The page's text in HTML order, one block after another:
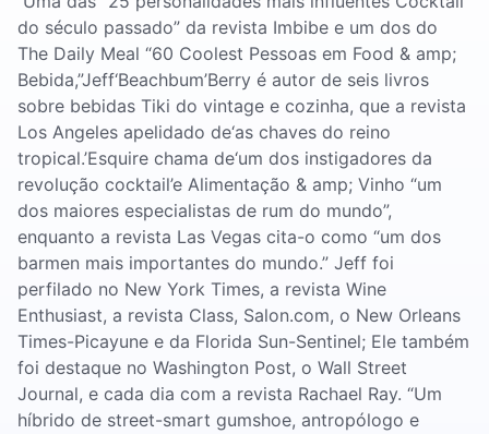
do século passado” da revista Imbibe e um dos do
The Daily Meal “60 Coolest Pessoas em Food & amp;
Bebida,”Jeff‘Beachbum’Berry é autor de seis livros
sobre bebidas Tiki do vintage e cozinha, que a revista
Los Angeles apelidado de‘as chaves do reino
tropical.’Esquire chama de‘um dos instigadores da
revolução cocktail’e Alimentação & amp; Vinho “um
dos maiores especialistas de rum do mundo”,
enquanto a revista Las Vegas cita-o como “um dos
barmen mais importantes do mundo.” Jeff foi
perfilado no New York Times, a revista Wine
Enthusiast, a revista Class, Salon.com, o New Orleans
Times-Picayune e da Florida Sun-Sentinel; Ele também
foi destaque no Washington Post, o Wall Street
Journal, e cada dia com a revista Rachael Ray. “Um
híbrido de street-smart gumshoe, antropólogo e